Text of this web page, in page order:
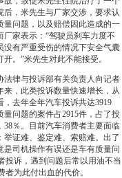
后，米先生与厂家交涉，要求认
量问题，以及赔偿因此造成的一
厂家表示：“驾驶员刹车力度不
没有严重受伤的情况下安全气囊
开。”米先生对此不能接受。
律与投诉部有关负责人向记者
来，此类投诉数量快速增长，从
，去年全年汽车投诉共达3919
量问题的案件占2915件，占了投
38％。目前汽车消费者主要面临
举证难、鉴定难、索赔难。出了
是司机操作有误还是车有质量问
投诉，遇到问题后常以用油不当
为此付出血的代价。